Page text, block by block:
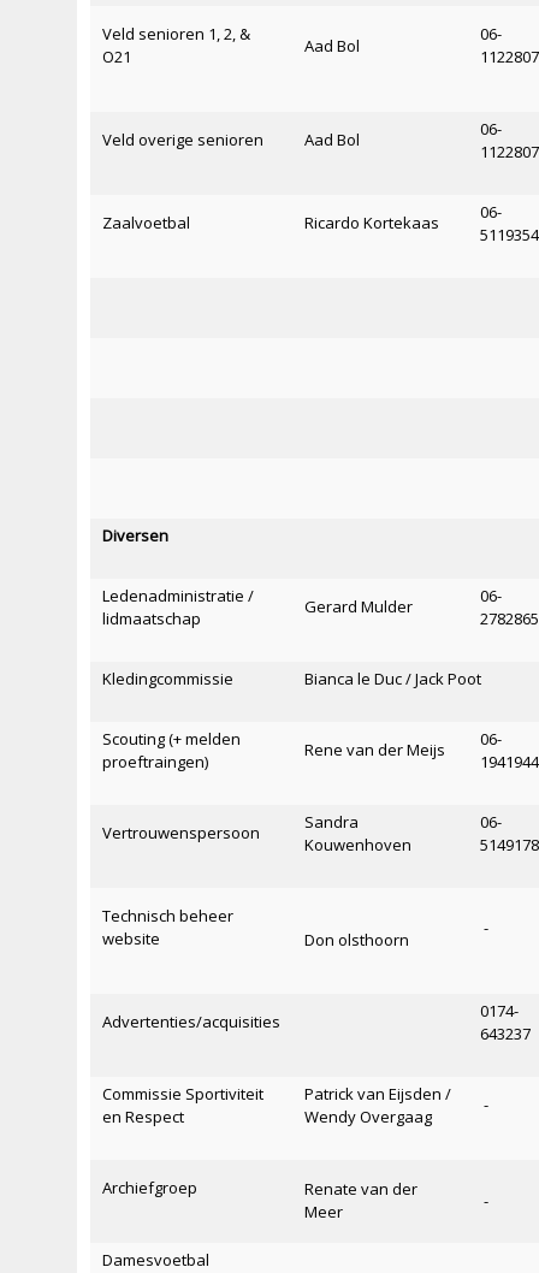
Veld senioren 1, 2, &
O21
Aad Bol
06-
Veld overige senioren Aad Bol
06-
Zaalvoetbal Ricardo Kortekaas
06-
Diversen
Ledenadministratie /
lidmaatschap
Gerard Mulder
06-
Kledingcommissie Bianca le Duc / Jack Poot
Scouting (+ melden
proeftraingen)
Rene van der Meijs
06-
Vertrouwenspersoon
Sandra
Kouwenhoven
06-
Technisch beheer
website
Don olsthoorn
-
Advertenties/acquisities
0174-
643237
Commissie Sportiviteit
en Respect
Patrick van Eijsden /
Wendy Overgaag
-
Archiefgroep
Renate van der
Meer
-
Damesvoetbal